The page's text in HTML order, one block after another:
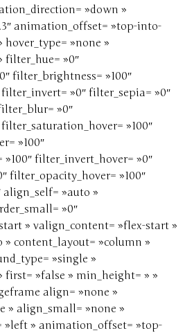
»down »
animation_offset= »top-into-
hover_type= »none »
filter_hue= »0″
filter_brightness= »100″
»0″ filter_sepia= »0″
»0″
»100″
»100″
filter_invert_hover= »0″
filter_opacity_hover= »100″
»auto »
»0″
» valign_content= »flex-start »
content_layout= »column »
»single »
first= »false » min_height= » »
align= »none »
» align_small= »none »
» animation_offset= »top-